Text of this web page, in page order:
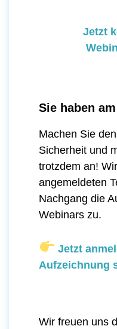
Jetzt
Sie haben
Machen Sie
Sicherheit und
trotzdem an!
angemeldeten
Nachgang die
Webinars zu.
Jetzt
Aufzeichnung
Wir freuen uns